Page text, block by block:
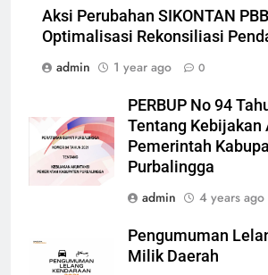
Aksi Perubahan SIKONTAN
Optimalisasi Rekonsiliasi
admin
1 year ago 0
PERBUP No 94
Tentang Kebijakan
Pemerintah
Purbalingga
admin
4 years ago
Pengumuman
Milik Daerah